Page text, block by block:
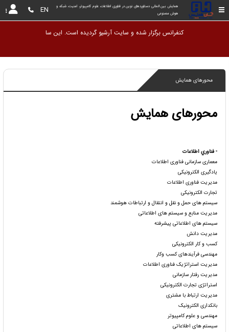
هوش مصنوعی
EN
کنفرانس برگزار شده و سایت آرشیو
محورهای همایش
محورهای همایش
- فناوري اطلاعات
معماری سازمانی فناوری اطلاعات
یادگیری الکترونیکی
مدیریت فناوری اطلاعات
تجارت الکترونیکی
سیستم های حمل و نقل و انتقال و ارتباطات هوشمند
مدیریت منابع و سیستم های اطلاعاتی
سیستم های اطلاعاتی پیشرفته
مدیریت دانش
کسب و کار الکترونیکی
مهندسی فرآیندهای کسب وکار
مدیریت استراتژیک فناوری اطلاعات
مدیریت رفتار سازمانی
استراتژی تجارت الکترونیکی
مدیریت ارتباط با مشتری
بانکداری الکترونیک
مهندسی و علوم کامپیوتر
سیستم های اطلاعاتی